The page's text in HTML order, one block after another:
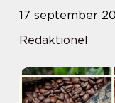
17 september
Redaktionel